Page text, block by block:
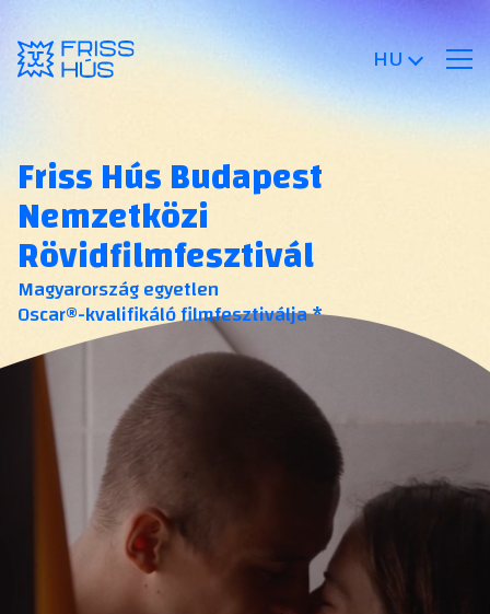
HU
Friss Hús Budapest
Nemzetközi
Rövidfilmfesztivál
Magyarország egyetlen
Oscar®-kvalifikáló filmfesztiválja *